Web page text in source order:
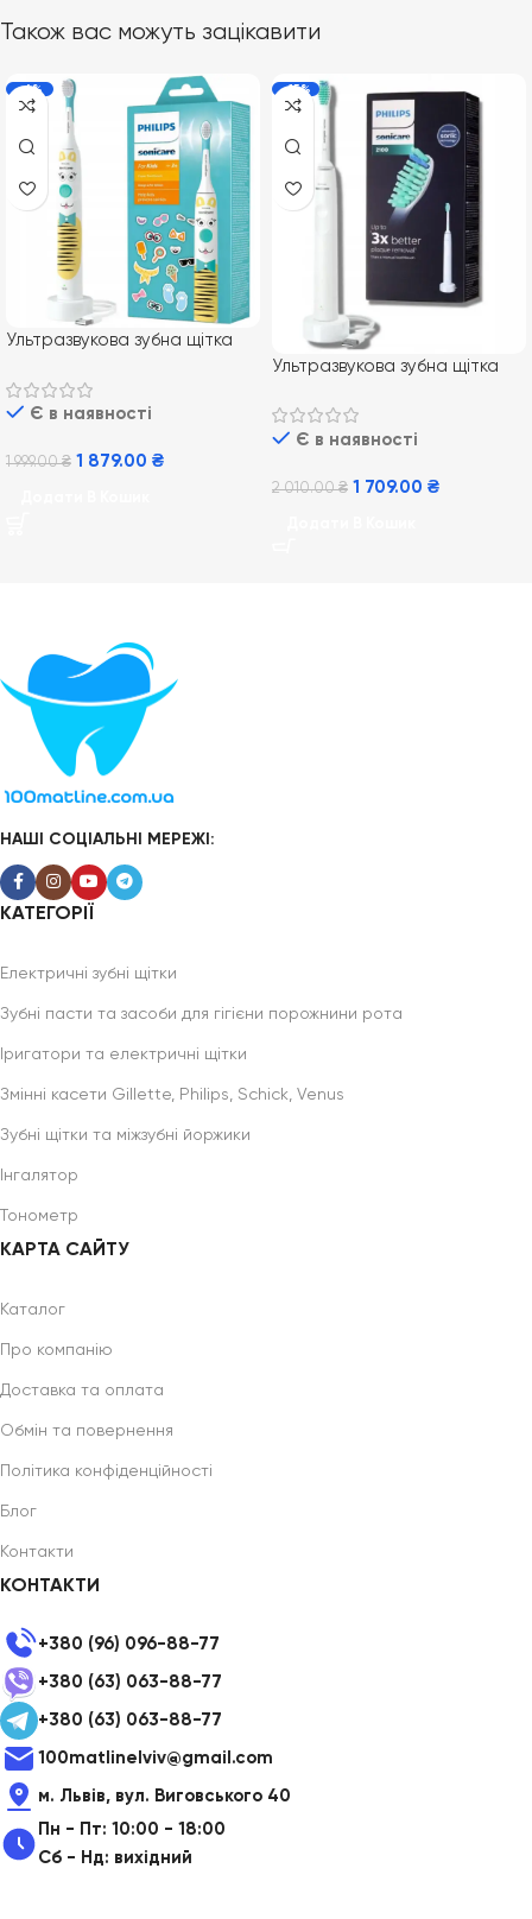
Також вас можуть зацікавити
-6%
Ультразвукова зубна щітка
HX3601/01
Є в наявності
1 999.00₴ 1 879.00 ₴
-15%
Ультразвукова зубна щітка
Daily Clean HX3651/13
Є в наявності
2 010.00₴ 1 709.00 ₴
НАШІ СОЦІАЛЬНІ МЕРЕЖІ:
КАТЕГОРІЇ
Електричні зубні щітки
Зубні пасти та засоби для гігієни порожнини рота
Іригатори та електричні щітки
Змінні касети Gillette, Philips, Schick, Venus
Зубні щітки та міжзубні йоржики
Інгалятор
Тонометр
КАРТА САЙТУ
Каталог
Про компанію
Доставка та оплата
Обмін та повернення
Політика конфіденційності
Блог
Контакти
КОНТАКТИ
+380 (96) 096-88-77
+380 (63) 063-88-77
+380 (63) 063-88-77
100matlinelviv@gmail.com
м. Львів, вул. Виговського 40
Пн - Пт: 10:00 - 18:00
Сб - Нд: вихідний